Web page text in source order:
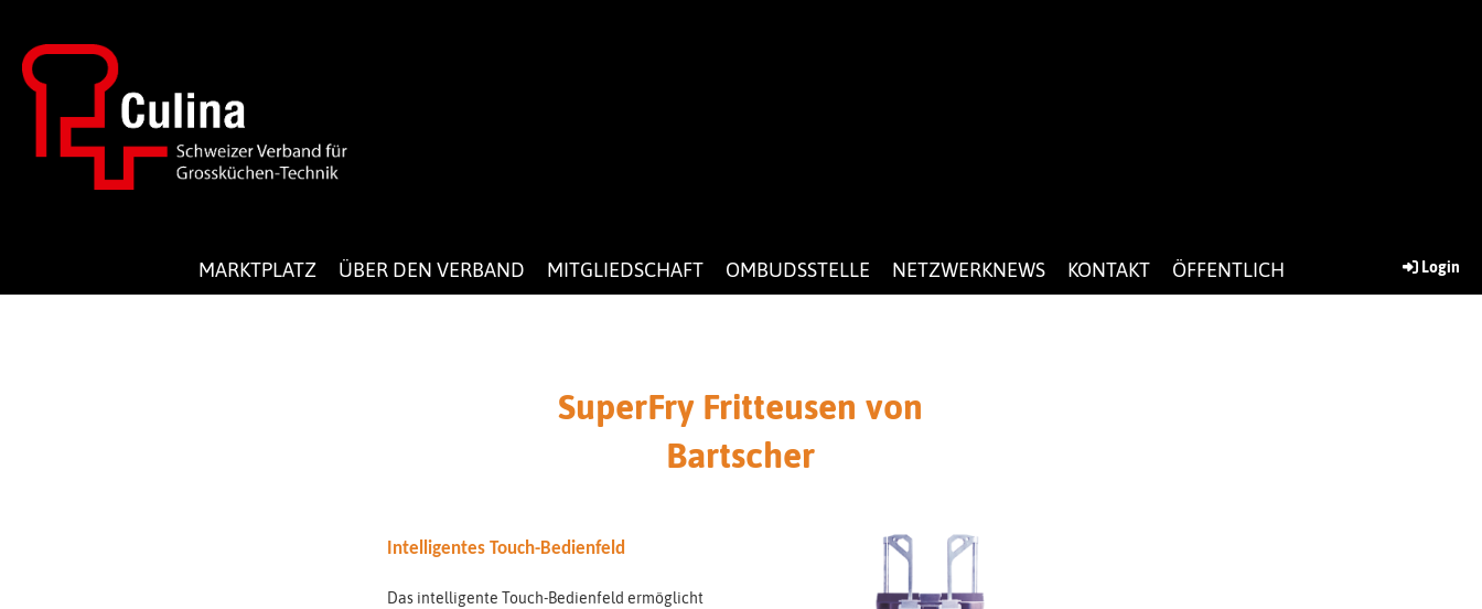
MARKTPLATZ ÜBER DEN VERBAND MITGLIEDSCHAFT OMBUDSSTELLE NETZWERKNEWS KONTAKT ÖFFENTLICH Login
SuperFry Fritteusen von
Bartscher
Intelligentes Touch-Bedienfeld
Das intelligente Touch-Bedienfeld ermöglicht